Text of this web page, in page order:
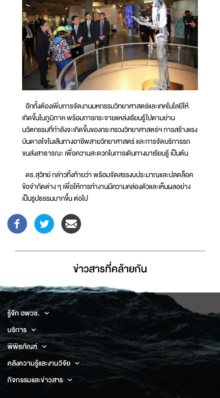
อีกทั้งต้องเพิ่มการจัดงานมหกรรมวิทยาศาสตร์และเทคโนโลยีให้
เกิดขึ้นในภูมิภาค พร้อมการกระจายแหล่งเรียนรู้ไปตามย่าน
นวัตกรรมที่กำลังจะเกิดขึ้นของกระทรวงวิทยาศาสตร์ฯ การสร้างแรง
บันดาลใจในเส้นทางอาชีพสายวิทยาศาสตร์ และการจัดบริการรถ
ขนส่งสาธารณะ เพื่อความสะดวกในการเดินทางมาเรียนรู้ เป็นต้น
ดร.สุวิทย์ กล่าวทิ้งท้ายว่า พร้อมจัดสรรงบประมาณและปลดล็อค
ข้อจำกัดต่าง ๆ เพื่อให้การทำงานมีความคล่องตัวและเห็นผลอย่าง
เป็นรูปธรรมมากขึ้น ต่อไป
ข่าวสารที่่คล้ายกัน
รู้จัก อพวช.
บริการ
พิพิธภัณฑ์
คลังความรู้และงานวิจัย
กิจกรรมและข่าวสาร